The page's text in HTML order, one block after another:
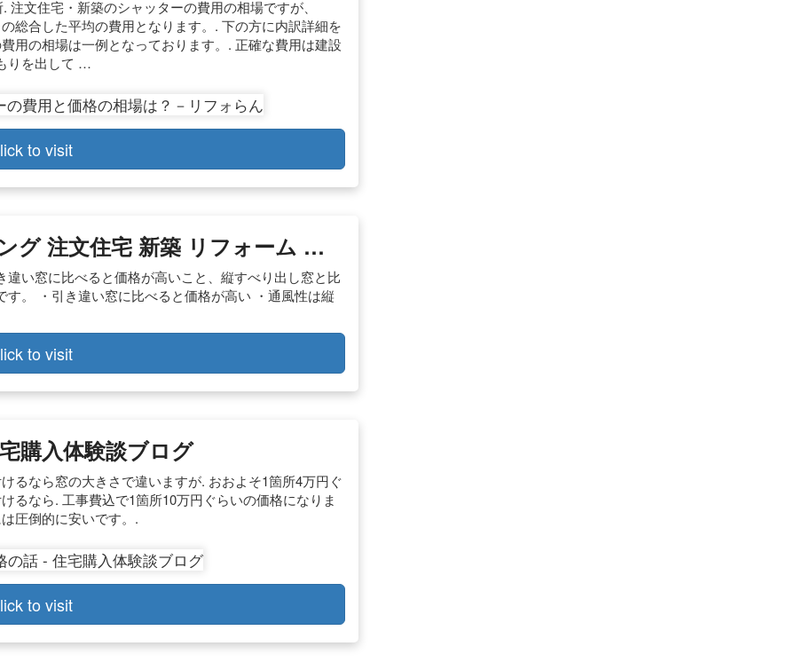
文住宅・新築のシャッターの費用の相場ですが、
総合した平均の費用となります。. 下の方に内訳詳細を
用の相場は一例となっております。. 正確な費用は建設
りを出して …
to visit
グ 注文住宅 新築 リフォーム …
い窓に比べると価格が高いこと、縦すべり出し窓と比
。 ・引き違い窓に比べると価格が高い ・通風性は縦
to visit
購入体験談ブログ
るなら窓の大きさで違いますが. おおよそ1箇所4万円ぐ
るなら. 工事費込で1箇所10万円ぐらいの価格になりま
圧倒的に安いです。.
to visit